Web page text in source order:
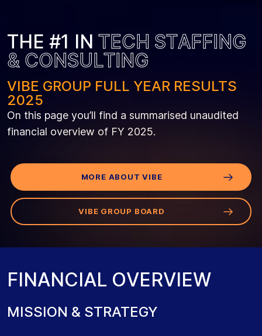
THE #1 IN TECH STAFFING
& CONSULTING
VIBE GROUP FULL YEAR RESULTS
2025
On this page you’ll find a summarised unaudited
financial overview of FY 2025.
MORE ABOUT VIBE
VIBE GROUP BOARD
FINANCIAL OVERVIEW
MISSION & STRATEGY